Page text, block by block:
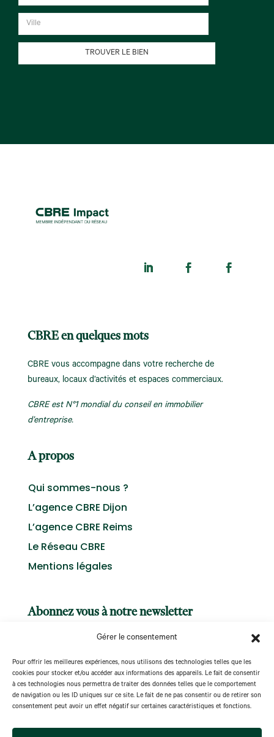
Gérer le consentement
Pour offrir les meilleures expériences, nous utilisons des technologies telles que les
cookies pour stocker et/ou accéder aux informations des appareils. Le fait de consentir
à ces technologies nous permettra de traiter des données telles que le comportement
de navigation ou les ID uniques sur ce site. Le fait de ne pas consentir ou de retirer son
consentement peut avoir un effet négatif sur certaines caractéristiques et fonctions.
TROUVER LE BIEN
CBRE en quelques mots
CBRE vous accompagne dans votre recherche de
bureaux, locaux d’activités et espaces commerciaux.
CBRE est N°1 mondial du conseil en immobilier
d’entreprise.
A propos
Qui sommes-nous ?
L’agence CBRE Dijon
L’agence CBRE Reims
Le Réseau CBRE
Mentions légales
Abonnez vous à notre newsletter
S'abonner